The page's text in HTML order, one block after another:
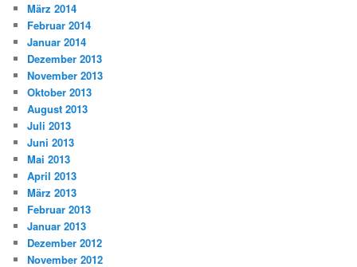
März 2014
Februar 2014
Januar 2014
Dezember 2013
November 2013
Oktober 2013
August 2013
Juli 2013
Juni 2013
Mai 2013
April 2013
März 2013
Februar 2013
Januar 2013
Dezember 2012
November 2012